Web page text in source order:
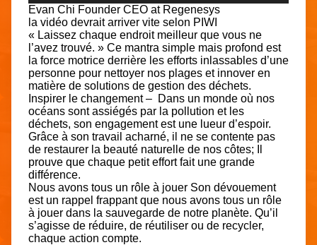
Evan Chi Founder CEO at Regenesys
la vidéo devrait arriver vite selon PIWI
« Laissez chaque endroit meilleur que vous ne
l’avez trouvé. » Ce mantra simple mais profond est
la force motrice derrière les efforts inlassables d’une
personne pour nettoyer nos plages et innover en
matière de solutions de gestion des déchets.
Inspirer le changement – Dans un monde où nos
océans sont assiégés par la pollution et les
déchets, son engagement est une lueur d’espoir.
Grâce à son travail acharné, il ne se contente pas
de restaurer la beauté naturelle de nos côtes; Il
prouve que chaque petit effort fait une grande
différence.
Nous avons tous un rôle à jouer Son dévouement
est un rappel frappant que nous avons tous un rôle
à jouer dans la sauvegarde de notre planète. Qu’il
s’agisse de réduire, de réutiliser ou de recycler,
chaque action compte.